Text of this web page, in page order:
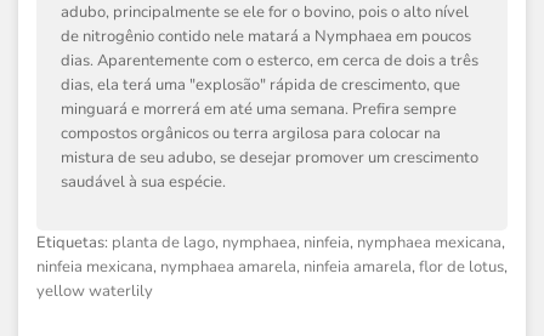
adubo, principalmente se ele for o bovino, pois o alto nível
de nitrogênio contido nele matará a Nymphaea em poucos
dias. Aparentemente com o esterco, em cerca de dois a três
dias, ela terá uma "explosão" rápida de crescimento, que
minguará e morrerá em até uma semana. Prefira sempre
compostos orgânicos ou terra argilosa para colocar na
mistura de seu adubo, se desejar promover um crescimento
saudável à sua espécie.
Etiquetas: planta de lago, nymphaea, ninfeia, nymphaea mexicana,
ninfeia mexicana, nymphaea amarela, ninfeia amarela, flor de lotus,
yellow waterlily